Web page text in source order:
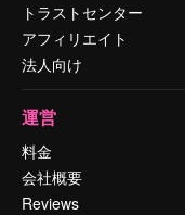
トラストセンター
アフィリエイト
法人向け
運営
料金
会社概要
Reviews